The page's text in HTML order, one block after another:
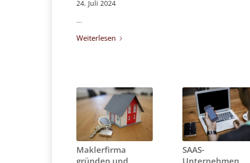
24. Juli 2024
…
Weiterlesen
Maklerfirma
gründen und
SAAS-
Unternehmen